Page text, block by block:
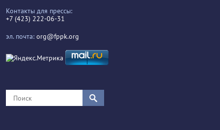
Контакты для прессы:
+7 (423) 222-06-31
эл. почта: org@fppk.org